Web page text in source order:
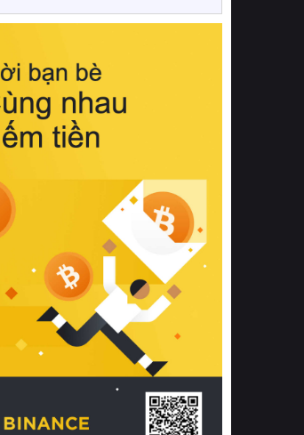
này, bạn sẽ cảm nhận rõ rệt sự khác
hồi chuẩn xác của phần đệm nâng đỡ
cột sống.
Bên cạnh đó, việc lựa chọn các dòng
sản phẩm đạt chuẩn chất lượng quốc
tế còn giúp ngăn ngừa tình trạng kích
khuẩn và nấm mốc trong điều kiện
thời tiết nóng ẩm. Bạn có thể tìm hiểu
thêm các nghiên cứu khoa học về tác
động của giấc ngủ và môi trường
phòng ngủ đối với sức khỏe con
người tại Sleep Foundation (External
Link) để có cái nhìn toàn diện hơn.
2. Các tiêu chí vàng khi lựa chọn
chăn ga gối đệm cao cấp cho phòng
ngủ
Để sở hữu một bộ chăn ga gối đệm
cao cấp hoàn hảo cả về thẩm mỹ lẫn
công năng, người tiêu dùng cần cân
nhắc kỹ lưỡng các tiêu chí quan trọng